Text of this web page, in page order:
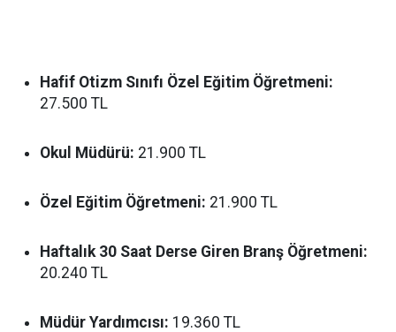
Hafif Otizm Sınıfı Özel Eğitim Öğretmeni:
27.500 TL
Okul Müdürü: 21.900 TL
Özel Eğitim Öğretmeni: 21.900 TL
Haftalık 30 Saat Derse Giren Branş Öğretmeni:
20.240 TL
Müdür Yardımcısı: 19.360 TL